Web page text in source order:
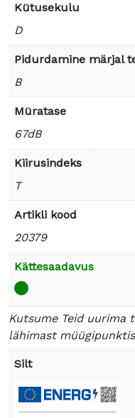
Kütusekulu
D
Pidurdamine märjal
B
Müratase
67dB
Kiirusindeks
T
Artikli kood
20379
Kättesaadavus
Kutsume Teid uurima
lähimast
Silt